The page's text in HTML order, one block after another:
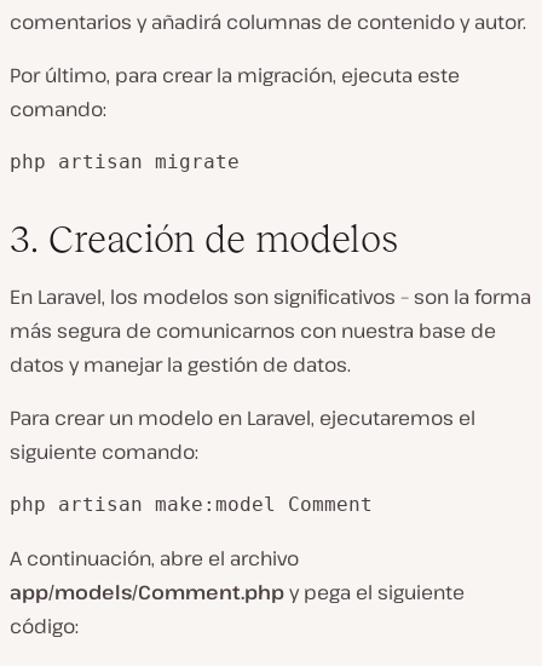
comentarios y añadirá columnas de contenido y autor.
Por último, para crear la migración, ejecuta este
comando:
php artisan migrate
3. Creación de modelos
En Laravel, los modelos son significativos – son la forma
más segura de comunicarnos con nuestra base de
datos y manejar la gestión de datos.
Para crear un modelo en Laravel, ejecutaremos el
siguiente comando:
php artisan make:model Comment
A continuación, abre el archivo
app/models/Comment.phpy pega el siguiente
código: